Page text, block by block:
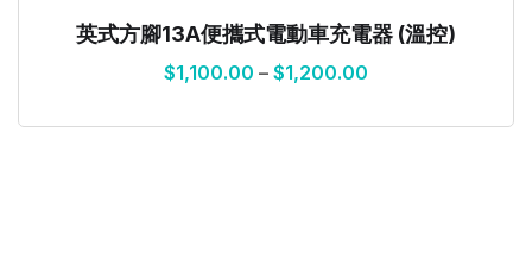
英式方腳13A便攜式電動車充電器 (溫控)
$1,100.00 – $1,200.00